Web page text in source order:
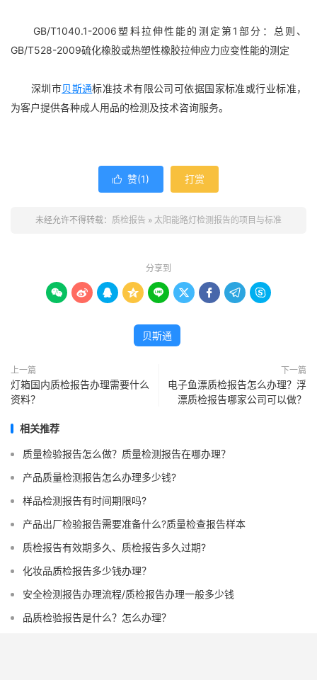
GB/T1040.1-2006塑料拉伸性能的测定第1部分：总则、
GB/T528-2009硫化橡胶或热塑性橡胶拉伸应力应变性能的测定
深圳市贝斯通标准技术有限公司可依据国家标准或行业标准，
为客户提供各种成人用品的检测及技术咨询服务。
 赞(1) 打赏
未经允许不得转载： 质检报告 » 太阳能路灯检测报告的项目与标准
分享到
        
贝斯通
上一篇
灯箱国内质检报告办理需要什么
资料？
下一篇
电子鱼漂质检报告怎么办理？浮
漂质检报告哪家公司可以做？
相关推荐
质量检验报告怎么做？质量检测报告在哪办理？
产品质量检测报告怎么办理多少钱?
样品检测报告有时间期限吗?
产品出厂检验报告需要准备什么?质量检查报告样本
质检报告有效期多久、质检报告多久过期?
化妆品质检报告多少钱办理？
安全检测报告办理流程/质检报告办理一般多少钱
品质检验报告是什么？怎么办理？